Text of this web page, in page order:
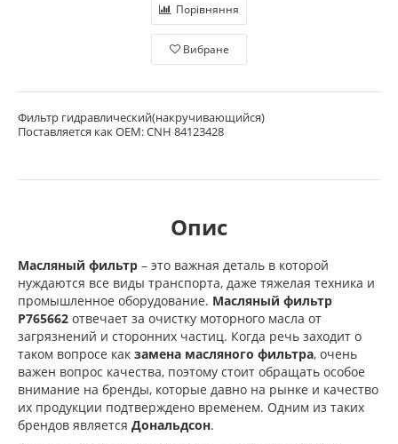
Порівняння
Вибране
Фильтр гидравлический(накручивающийся)
Поставляется как OEM: CNH 84123428
Опис
Масляный фильтр – это важная деталь в которой
нуждаются все виды транспорта, даже тяжелая техника и
промышленное оборудование. Масляный фильтр
P765662 отвечает за очистку моторного масла от
загрязнений и сторонних частиц. Когда речь заходит о
таком вопросе как замена масляного фильтра, очень
важен вопрос качества, поэтому стоит обращать особое
внимание на бренды, которые давно на рынке и качество
их продукции подтверждено временем. Одним из таких
брендов является Дональдсон.